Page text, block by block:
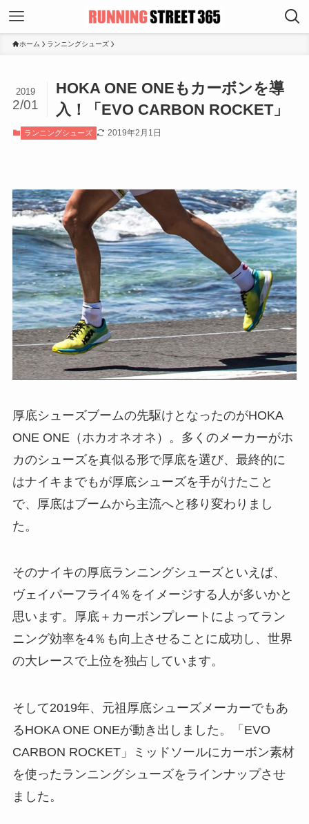
ホーム ランニングシューズ
HOKA ONE ONEもカーボンを導
入！「EVO CARBON ROCKET」
2019
2/01
ランニングシューズ 2019年2月1日
厚底シューズブームの先駆けとなったのがHOKA
ONE ONE（ホカオネオネ）。多くのメーカーがホ
カのシューズを真似る形で厚底を選び、最終的に
はナイキまでもが厚底シューズを手がけたこと
で、厚底はブームから主流へと移り変わりまし
た。
そのナイキの厚底ランニングシューズといえば、
ヴェイパーフライ4％をイメージする人が多いかと
思います。厚底＋カーボンプレートによってラン
ニング効率を4％も向上させることに成功し、世界
の大レースで上位を独占しています。
そして2019年、元祖厚底シューズメーカーでもあ
るHOKA ONE ONEが動き出しました。「EVO
CARBON ROCKET」ミッドソールにカーボン素材
を使ったランニングシューズをラインナップさせ
ました。